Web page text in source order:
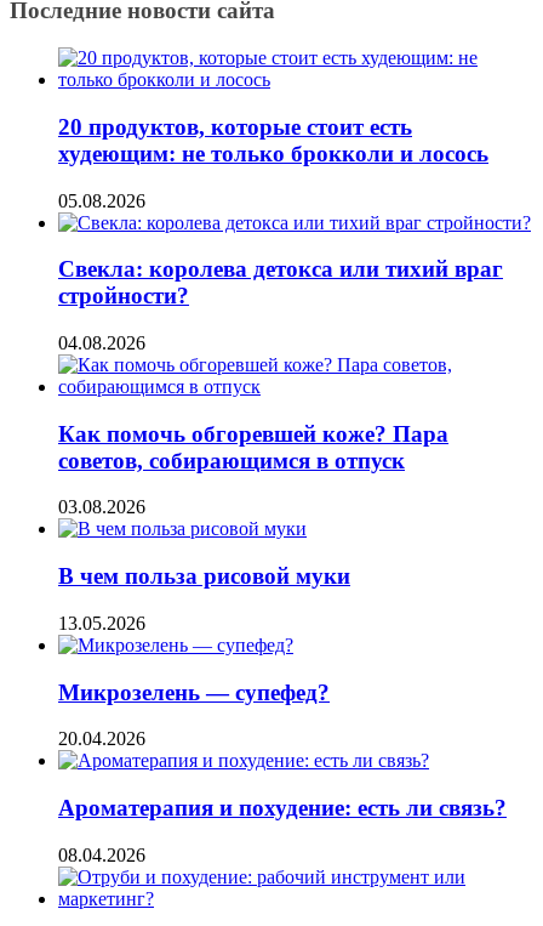
Последние новости сайта
20 продуктов, которые стоит есть
худеющим: не только брокколи и лосось
05.08.2026
Свекла: королева детокса или тихий враг
стройности?
04.08.2026
Как помочь обгоревшей коже? Пара
советов, собирающимся в отпуск
03.08.2026
В чем польза рисовой муки
13.05.2026
Микрозелень — супефед?
20.04.2026
Ароматерапия и похудение: есть ли связь?
08.04.2026